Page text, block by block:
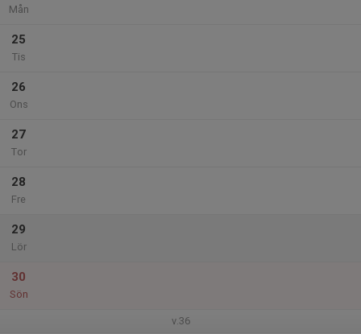
Mån
25
Tis
26
Ons
27
Tor
28
Fre
29
Lör
30
Sön
v.36